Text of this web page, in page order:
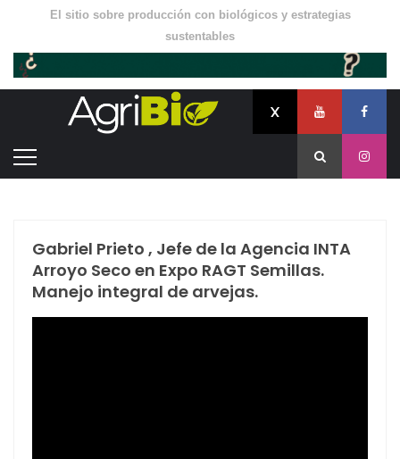
El sitio sobre producción con biológicos y estrategias
sustentables
Gabriel Prieto , Jefe de la Agencia INTA
Arroyo Seco en Expo RAGT Semillas.
Manejo integral de arvejas.